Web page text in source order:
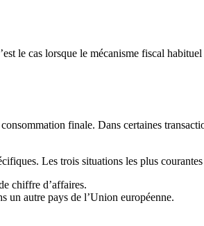
le cas lorsque le mécanisme fiscal habituel
finale. Dans certaines
Les trois situations les plus
chiffre d’affaires.
un autre pays de l’Union européenne.